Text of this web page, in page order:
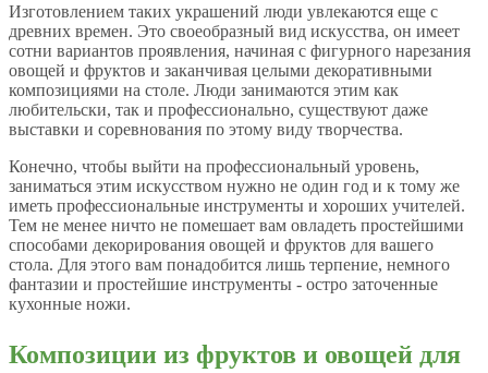
Изготовлением таких украшений люди увлекаются еще с
древних времен. Это своеобразный вид искусства, он имеет
сотни вариантов проявления, начиная с фигурного нарезания
овощей и фруктов и заканчивая целыми декоративными
композициями на столе. Люди занимаются этим как
любительски, так и профессионально, существуют даже
выставки и соревнования по этому виду творчества.
Конечно, чтобы выйти на профессиональный уровень,
заниматься этим искусством нужно не один год и к тому же
иметь профессиональные инструменты и хороших учителей.
Тем не менее ничто не помешает вам овладеть простейшими
способами декорирования овощей и фруктов для вашего
стола. Для этого вам понадобится лишь терпение, немного
фантазии и простейшие инструменты - остро заточенные
кухонные ножи.
Композиции из фруктов и овощей для